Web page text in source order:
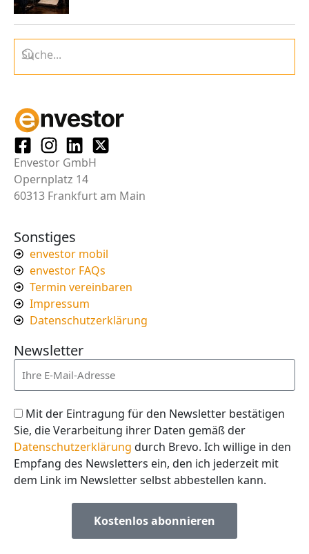
Envestor GmbH
Opernplatz 14
60313 Frankfurt am Main
Sonstiges
envestor mobil
envestor FAQs
Termin vereinbaren
Impressum
Datenschutzerklärung
Newsletter
Mit der Eintragung für den Newsletter bestätigen
Sie, die Verarbeitung ihrer Daten gemäß der
Datenschutzerklärung durch Brevo. Ich willige in den
Empfang des Newsletters ein, den ich jederzeit mit
dem Link im Newsletter selbst abbestellen kann.
Kostenlos abonnieren